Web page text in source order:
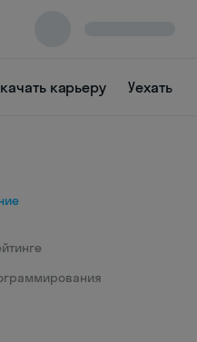
карьеру Уехать